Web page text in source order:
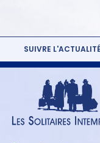
SUIVRE L'ACTUALITÉ